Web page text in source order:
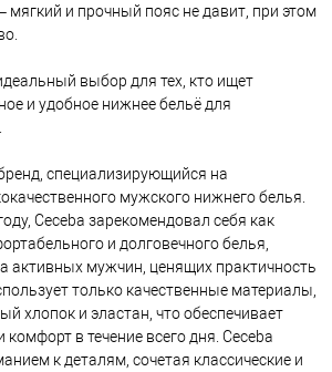
мягкий и прочный пояс не давит, при этом
выбор для тех, кто ищет
и удобное нижнее бельё для
специализирующийся на
мужского нижнего белья.
Ceceba зарекомендовал себя как
и долговечного белья,
активных мужчин, ценящих практичность
только качественные материалы,
хлопок и эластан, что обеспечивает
в течение всего дня. Ceceba
к деталям, сочетая классические и